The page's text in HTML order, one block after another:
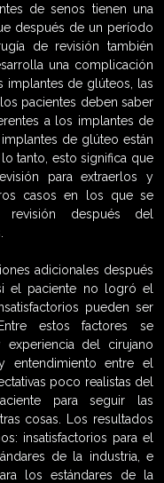
de senos tienen una
después de un período
de revisión también
una complicación
implantes de glúteos, las
pacientes deben saber
a los implantes de
de glúteo están
tanto, esto significa que
para extraerlos y
casos en los que se
después del
adicionales después
el paciente no logró el
pueden ser
estos factores se
del cirujano
entendimiento entre el
poco realistas del
para seguir las
cosas. Los resultados
insatisfactorios para el
de la industria, e
los estándares de la